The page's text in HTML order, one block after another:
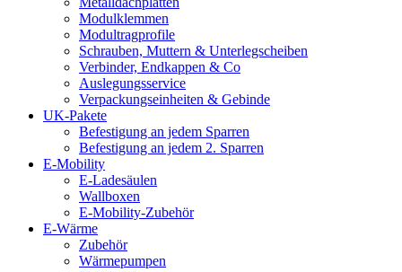
Modulklemmen
Modultragprofile
Schrauben, Muttern & Unterlegscheiben
Verbinder, Endkappen & Co
Auslegungsservice
Verpackungseinheiten & Gebinde
UK-Pakete
Befestigung an jedem Sparren
Befestigung an jedem 2. Sparren
E-Mobility
E-Ladesäulen
Wallboxen
E-Mobility-Zubehör
E-Wärme
Zubehör
Wärmepumpen